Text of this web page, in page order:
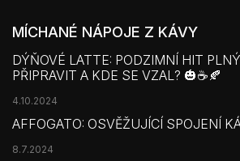
MÍCHANÉ NÁPOJE Z KÁVY
DÝŇOVÉ LATTE: PODZIMNÍ HIT
PŘIPRAVIT A KDE SE VZAL? 🎃☕🍂
4.10.2024
AFFOGATO: OSVĚŽUJÍCÍ SPOJENÍ
8.7.2024